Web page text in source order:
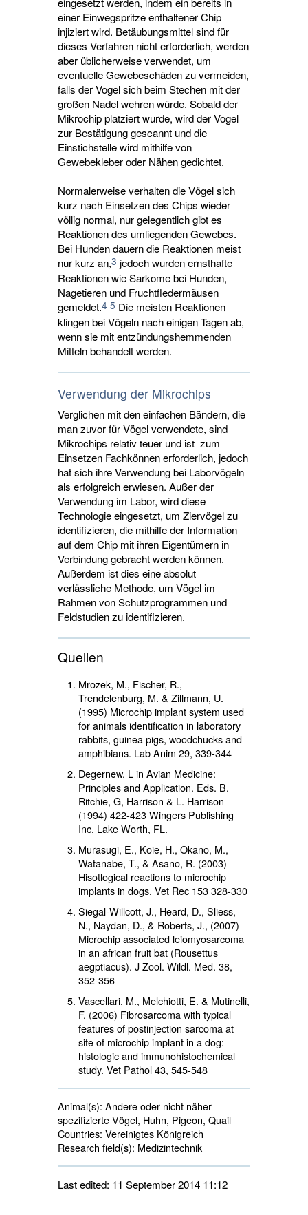
einer Einwegspritze enthaltener Chip
injiziert wird. Betäubungsmittel sind für
dieses Verfahren nicht erforderlich, werden
aber üblicherweise verwendet, um
eventuelle Gewebeschäden zu vermeiden,
falls der Vogel sich beim Stechen mit der
großen Nadel wehren würde. Sobald der
Mikrochip platziert wurde, wird der Vogel
zur Bestätigung gescannt und die
Einstichstelle wird mithilfe von
Gewebekleber oder Nähen gedichtet.
Normalerweise verhalten die Vögel sich
kurz nach Einsetzen des Chips wieder
völlig normal, nur gelegentlich gibt es
Reaktionen des umliegenden Gewebes.
Bei Hunden dauern die Reaktionen meist
nur kurz an,3 jedoch wurden ernsthafte
Reaktionen wie Sarkome bei Hunden,
Nagetieren und Fruchtfledermäusen
gemeldet.4 5 Die meisten Reaktionen
klingen bei Vögeln nach einigen Tagen ab,
wenn sie mit entzündungshemmenden
Mitteln behandelt werden.
Verwendung der Mikrochips
Verglichen mit den einfachen Bändern, die
man zuvor für Vögel verwendete, sind
Mikrochips relativ teuer und ist zum
Einsetzen Fachkönnen erforderlich, jedoch
hat sich ihre Verwendung bei Laborvögeln
als erfolgreich erwiesen. Außer der
Verwendung im Labor, wird diese
Technologie eingesetzt, um Ziervögel zu
identifizieren, die mithilfe der Information
auf dem Chip mit ihren Eigentümern in
Verbindung gebracht werden können.
Außerdem ist dies eine absolut
verlässliche Methode, um Vögel im
Rahmen von Schutzprogrammen und
Feldstudien zu identifizieren.
Quellen
Mrozek, M., Fischer, R.,
Trendelenburg, M. & Zillmann, U.
(1995) Microchip implant system used
for animals identification in laboratory
rabbits, guinea pigs, woodchucks and
amphibians. Lab Anim 29, 339-344
Degernew, L in Avian Medicine:
Principles and Application. Eds. B.
Ritchie, G, Harrison & L. Harrison
(1994) 422-423 Wingers Publishing
Inc, Lake Worth, FL.
Murasugi, E., Koie, H., Okano, M.,
Watanabe, T., & Asano, R. (2003)
Hisotlogical reactions to microchip
implants in dogs. Vet Rec 153 328-330
Siegal-Willcott, J., Heard, D., Sliess,
N., Naydan, D., & Roberts, J., (2007)
Microchip associated leiomyosarcoma
in an african fruit bat (Rousettus
aegptiacus). J Zool. Wildl. Med. 38,
352-356
Vascellari, M., Melchiotti, E. & Mutinelli,
F. (2006) Fibrosarcoma with typical
features of postinjection sarcoma at
site of microchip implant in a dog:
histologic and immunohistochemical
study. Vet Pathol 43, 545-548
Animal(s): Andere oder nicht näher
spezifizierte Vögel, Huhn, Pigeon, Quail
Countries: Vereinigtes Königreich
Research field(s): Medizintechnik
Last edited: 11 September 2014 11:12